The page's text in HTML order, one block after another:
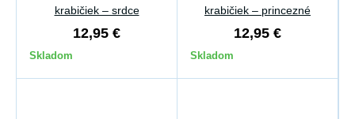
krabičiek – srdce
12,95 €
Skladom
krabičiek – princezné
12,95 €
Skladom